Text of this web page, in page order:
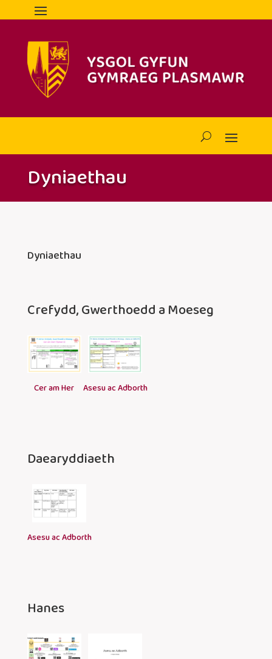
Dyniaethau
Dyniaethau
Crefydd, Gwerthoedd a Moeseg
Cer am Her Asesu ac Adborth
Daearyddiaeth
Asesu ac Adborth
Hanes